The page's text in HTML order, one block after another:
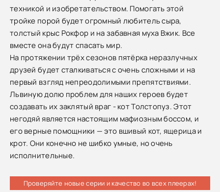
техникой и изобретательством. Помогать этой
тройке порой будет огромный любитель сыра,
толстый крыс Рокфор и на забавная муха Вжик. Все
вместе она будут спасать мир.
На протяжении трёх сезонов пятёрка неразлучных
друзей будет сталкиваться с очень сложными и на
первый взгляд непреодолимыми препятствиями.
Львиную долю проблем для наших героев будет
создавать их заклятый враг - кот Толстопуз. Этот
негодяй является настоящим мафиозным боссом, и
его верные помощники — это вшивый кот, ящерица и
крот. Они конечно не шибко умные, но очень
исполнительные.
Проверяйте новые серии и качество во всех плеерах!